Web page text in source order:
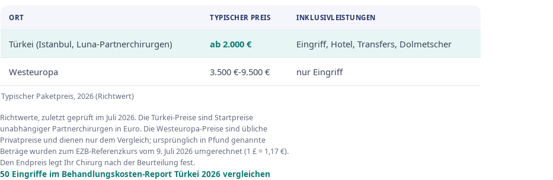
Typischer Paketpreis, 2026 (Richtwert)
ORT TYPISCHER PREIS INKLUSIVLEISTUNGEN
Türkei (Istanbul, Luna-Partnerchirurgen) ab 2.000 € Eingriff, Hotel, Transfers, Dolmetscher
Westeuropa 3.500 €-9.500 € nur Eingriff
Richtwerte, zuletzt geprüft im Juli 2026. Die Türkei-Preise sind Startpreise
unabhängiger Partnerchirurgen in Euro. Die Westeuropa-Preise sind übliche
Privatpreise und dienen nur dem Vergleich; ursprünglich in Pfund genannte
Beträge wurden zum EZB-Referenzkurs vom 9. Juli 2026 umgerechnet (1 £ = 1,17 €).
Den Endpreis legt Ihr Chirurg nach der Beurteilung fest.
50 Eingriffe im Behandlungskosten-Report Türkei 2026 vergleichen